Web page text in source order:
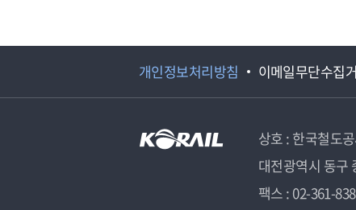
개인정보처리방침 이메일무단수집
상호 : 한국철도
대전광역시 동구
팩스 : 02-361-